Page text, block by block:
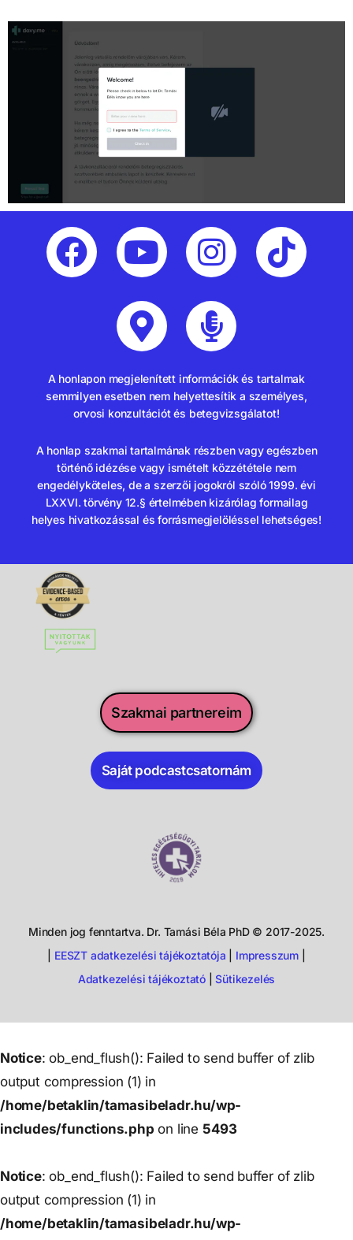
A honlapon megjelenített információk és tartalmak
semmilyen esetben nem helyettesítik a személyes,
orvosi konzultációt és betegvizsgálatot!
A honlap szakmai tartalmának részben vagy egészben
történő idézése vagy ismételt közzététele nem
engedélyköteles, de a szerzői jogokról szóló 1999. évi
LXXVI. törvény 12.§ értelmében kizárólag formailag
helyes hivatkozással és forrásmegjelöléssel lehetséges!
Szakmai partnereim
Saját podcastcsatornám
Minden jog fenntartva. Dr. Tamási Béla PhD © 2017-2025.
EESZT adatkezelési tájékoztatója Impresszum
Adatkezelési tájékoztató|Sütikezelés
Notice: ob_end_flush(): Failed to send buffer of zlib
output compression (1) in
/home/betaklin/tamasibeladr.hu/wp-
includes/functions.php on line 5493
Notice: ob_end_flush(): Failed to send buffer of zlib
output compression (1) in
/home/betaklin/tamasibeladr.hu/wp-